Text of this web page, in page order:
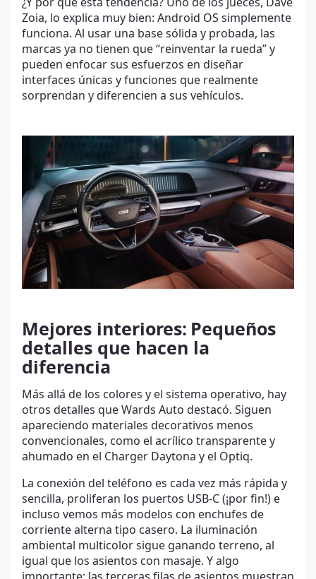
¿Y por qué esta tendencia? Uno de los jueces, Dave
Zoia, lo explica muy bien: Android OS simplemente
funciona. Al usar una base sólida y probada, las
marcas ya no tienen que “reinventar la rueda” y
pueden enfocar sus esfuerzos en diseñar
interfaces únicas y funciones que realmente
sorprendan y diferencien a sus vehículos.
Mejores interiores: Pequeños
detalles que hacen la
diferencia
Más allá de los colores y el sistema operativo, hay
otros detalles que Wards Auto destacó. Siguen
apareciendo materiales decorativos menos
convencionales, como el acrílico transparente y
ahumado en el Charger Daytona y el Optiq.
La conexión del teléfono es cada vez más rápida y
sencilla, proliferan los puertos USB-C (¡por fin!) e
incluso vemos más modelos con enchufes de
corriente alterna tipo casero. La iluminación
ambiental multicolor sigue ganando terreno, al
igual que los asientos con masaje. Y algo
importante: las terceras filas de asientos muestran